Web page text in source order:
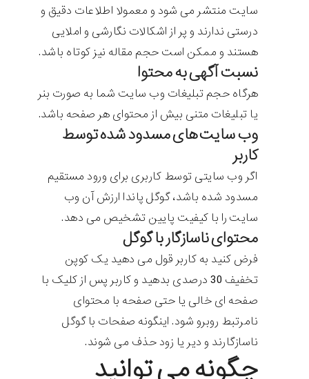
سایت منتشر می شود و معمولا اطلاعات دقیق و
درستی ندارند و پر از اشکالات نگارشی و املایی
هستند و ممکن است حجم مقاله نیز کوتاه باشد.
نسبت آگهی به محتوا
هرگاه حجم تبلیغات وب سایت شما به صورت بنر
یا تبلیغات متنی بیش از محتوای هر صفحه باشد.
وب سایت های مسدود شده توسط
کاربر
اگر وب سایتی توسط کاربری برای ورود مستقیم
مسدود شده باشد، گوگل پاندا ارزش آن وب
سایت را با کیفیت پایین تشخیص می دهد.
محتوای ناسازگار با گوگل
فرض کنید به کاربر قول می دهید یک کوپن
تخفیف 30 درصدی بدهید و کاربر پس از کلیک با
صفحه ای خالی یا حتی صفحه با محتوای
نامرتبط روبرو شود. اینگونه صفحات با گوگل
ناسازگارند و دیر یا زود حذف می شوند.
چگونه می توانید